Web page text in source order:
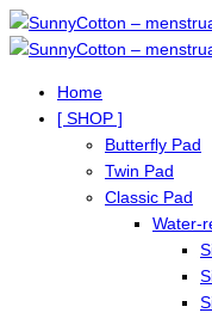
Home
[ SHOP ]
Butterfly Pad
Twin Pad
Classic Pad
Water-